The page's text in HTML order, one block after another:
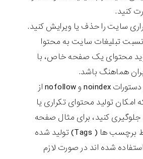
کنید.
سایت را حذف یا ویرایش کنید.
نسبت تبلیغات سایت به محتوا
محتوای یک صفحه خاص، با
هماهنگ باشد.
با بکارگیری دستورات noindex و nofollow از
تولید محتوای تکراری یا
جلوگیری کنید، برای مثال صفحه
هایی که توسط برچسب ها ( Tags) تولید شده
شده اند در صورت لازم